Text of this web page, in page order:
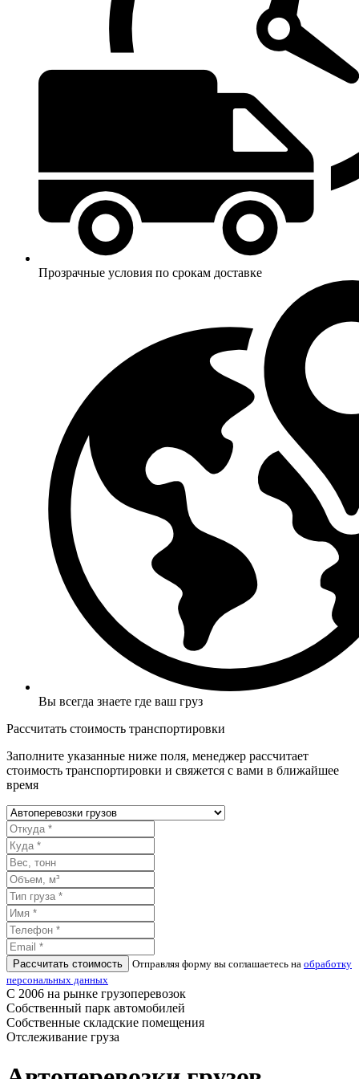
Прозрачные условия по срокам доставке
Вы всегда знаете где ваш груз
Рассчитать стоимость транспортировки
Заполните указанные ниже поля, менеджер рассчитает
стоимость транспортировки и свяжется с вами в ближайшее
время
Рассчитать стоимость Отправляя форму вы соглашаетесь на обработку
персональных данных
С 2006 на рынке грузоперевозок
Собственный парк автомобилей
Собственные складские помещения
Отслеживание груза